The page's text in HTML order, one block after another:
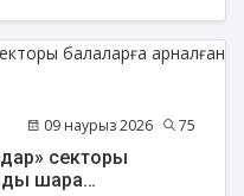
сипаған сайын Алла
(оған
хадисіне амал
ішара ұйымдастырды.
09 наурыз 2026 75
шара